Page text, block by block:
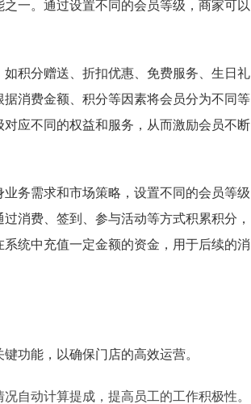
一。通过设置不同的会员等级，商家可以
积分赠送、折扣优惠、免费服务、生日礼
消费金额、积分等因素将会员分为不同等
应不同的权益和服务，从而激励会员不断
务需求和市场策略，设置不同的会员等级
消费、签到、参与活动等方式积累积分，
统中充值一定金额的资金，用于后续的消
功能，以确保门店的高效运营。
自动计算提成，提高员工的工作积极性。